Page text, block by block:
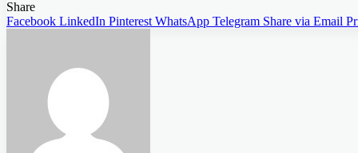
Share
Facebook LinkedIn Pinterest WhatsApp Telegram Share via Email